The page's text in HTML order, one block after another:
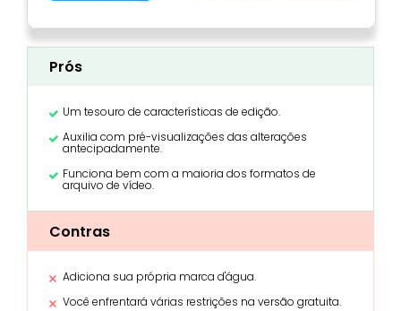
Prós
Um tesouro de características de edição.
Auxilia com pré-visualizações das alterações
antecipadamente.
Funciona bem com a maioria dos formatos de
arquivo de vídeo.
Contras
Adiciona sua própria marca d'água.
Você enfrentará várias restrições na versão gratuita.